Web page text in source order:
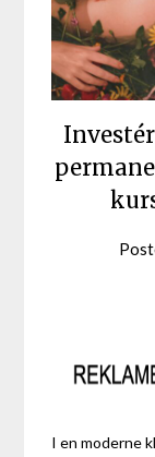
I en moderne